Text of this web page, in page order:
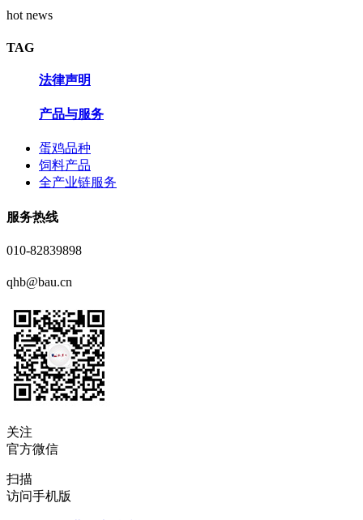
hot news
TAG
法律声明
产品与服务
蛋鸡品种
饲料产品
全产业链服务
服务热线
010-82839898
qhb@bau.cn
关注
官方微信
扫描
访问手机版